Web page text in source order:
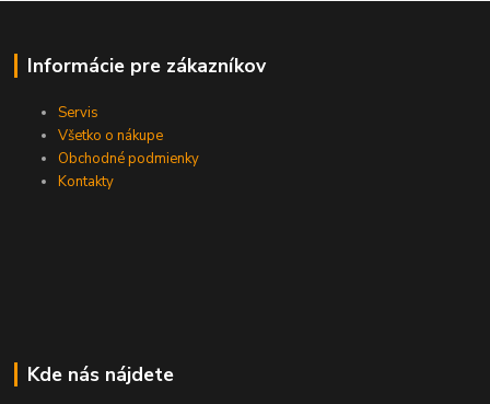
Informácie pre zákazníkov
Servis
Všetko o nákupe
Obchodné podmienky
Kontakty
Kde nás nájdete